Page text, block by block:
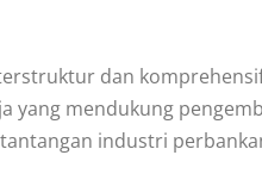
dan
yang mendukung
industri